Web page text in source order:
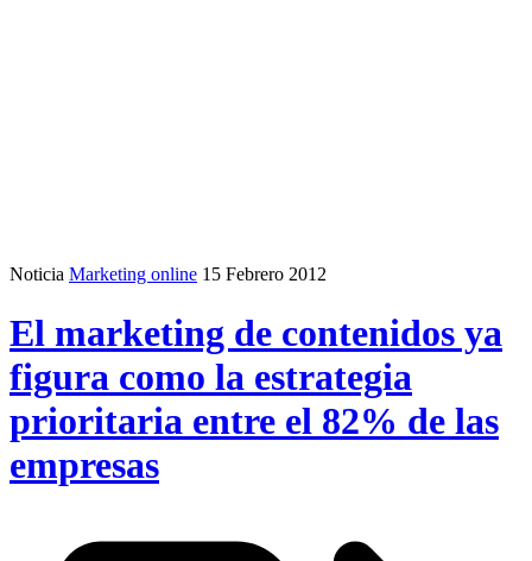
Noticia Marketing online 15 Febrero 2012
El marketing de contenidos ya
figura como la estrategia
prioritaria entre el 82% de las
empresas